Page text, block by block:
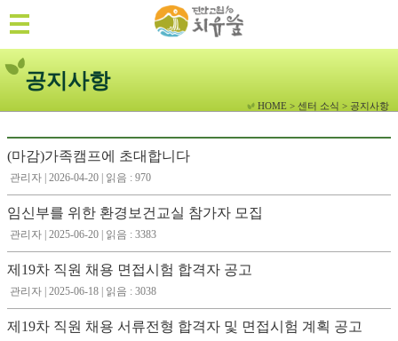
공지사항
HOME > 센터 소식 > 공지사항
(마감)가족캠프에 초대합니다
관리자 | 2026-04-20 | 읽음 : 970
임신부를 위한 환경보건교실 참가자 모집
관리자 | 2025-06-20 | 읽음 : 3383
제19차 직원 채용 면접시험 합격자 공고
관리자 | 2025-06-18 | 읽음 : 3038
제19차 직원 채용 서류전형 합격자 및 면접시험 계획 공고